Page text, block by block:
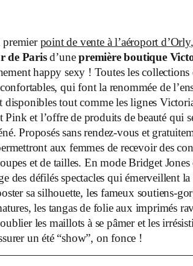
premierpoint de vente à l’aéroport d’Orly
de Parisd’unepremière boutique
happy sexy ! Toutes les
qui font la renommée de
disponibles tout comme les lignes
Pink et l’offre de produits de beauté qui
Proposés sans rendez-vous et
aux femmes de recevoir des
et de tailles. En mode Bridget
des défilés spectacles qui émerveillent
sa silhouette, les fameux soutiens-
les tangas de folie aux imprimés
les maillots à se pâmer et les
un été “show”, on fonce !